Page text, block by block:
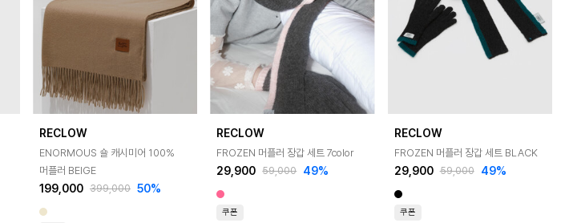
RECLOW
ENORMOUS 숄 캐시미어 100%
머플러 BEIGE
199,000 399,000 50%
RECLOW
FROZEN 머플러 장갑 세트 7color
29,900 59,000 49%
쿠폰
RECLOW
FROZEN 머플러 장갑 세트 BLACK
29,900 59,000 49%
쿠폰